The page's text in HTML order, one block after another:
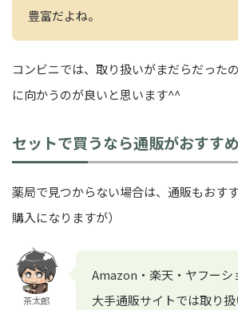
豊富だよね。
コンビニでは、取り扱いがまだらだった
に向かうのが良いと思います^^
セットで買うなら通販がおすすめ
薬局で見つからない場合は、通販もおす
購入になりますが）
茶太郎
Amazon・楽天・ヤフーシ
大手通販サイトでは取り